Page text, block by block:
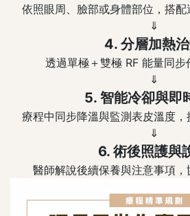
依照眼周、臉部或身體部位，搭
⇓
4. 分層加熱
透過單極＋雙極 RF 能量同步
⇓
5. 智能冷卻與即
療程中同步降溫與監測表皮溫度
⇓
6. 術後照護與
醫師解說後續保養與注意事項